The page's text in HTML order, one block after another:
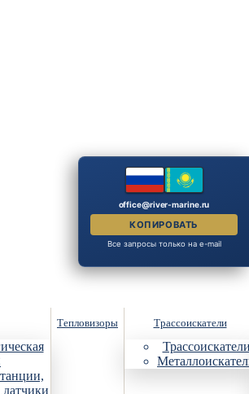
Тепловизоры Трассоискатели
office@river-marine.ru
КОПИРОВАТЬ
Все запросы только на e-mail